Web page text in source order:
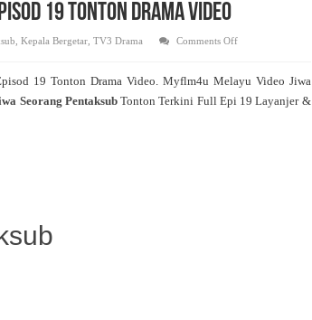
19 Tonton Drama Video
Kepala Bergetar, TV3 Drama Comments Offon
Live
19
19 Tonton Drama Video. Myflm4u Melayu Video Jiwa
Seorang PentaksubTonton Terkini Full Epi 19 Layanjer &